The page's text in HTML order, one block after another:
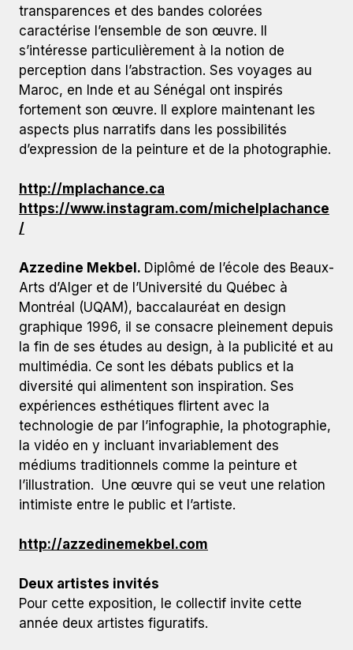
transparences et des bandes colorées
caractérise l’ensemble de son œuvre. Il
s’intéresse particulièrement à la notion de
perception dans l’abstraction. Ses voyages au
Maroc, en Inde et au Sénégal ont inspirés
fortement son œuvre. Il explore maintenant les
aspects plus narratifs dans les possibilités
d’expression de la peinture et de la photographie.
http://mplachance.ca
https://www.instagram.com/michelplachance
/
Azzedine Mekbel. Diplômé de l’école des Beaux-
Arts d’Alger et de l’Université du Québec à
Montréal (UQAM), baccalauréat en design
graphique 1996, il se consacre pleinement depuis
la fin de ses études au design, à la publicité et au
multimédia. Ce sont les débats publics et la
diversité qui alimentent son inspiration. Ses
expériences esthétiques flirtent avec la
technologie de par l’infographie, la photographie,
la vidéo en y incluant invariablement des
médiums traditionnels comme la peinture et
l’illustration. Une œuvre qui se veut une relation
intimiste entre le public et l’artiste.
http://azzedinemekbel.com
Deux artistes invités
Pour cette exposition, le collectif invite cette
année deux artistes figuratifs.